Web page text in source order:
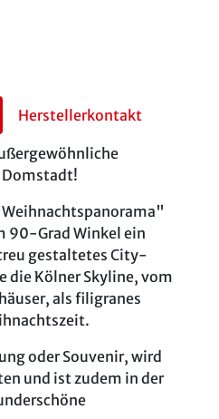
Herstellerkontakt
Domstadt!
90-Grad Winkel ein
gestaltetes City-
die Kölner Skyline, vom
als filigranes
oder Souvenir, wird
und ist zudem in der